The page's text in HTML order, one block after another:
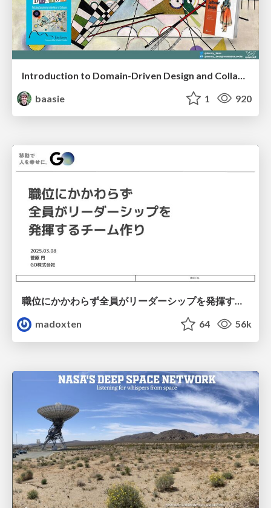
baasie
1 920
職位にかかわらず全員がリーダーシップを発揮するチーム作り / Building a team where everyone can demonstrate leadership regardless of position
madoxten
64 56k